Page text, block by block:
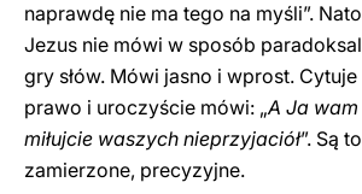
naprawdę nie ma tego na myśli”.
Jezus nie mówi w sposób
gry słów. Mówi jasno i wprost.
prawo i uroczyście mówi: „A Ja
miłujcie waszych nieprzyjaciół”. Są
zamierzone, precyzyjne.